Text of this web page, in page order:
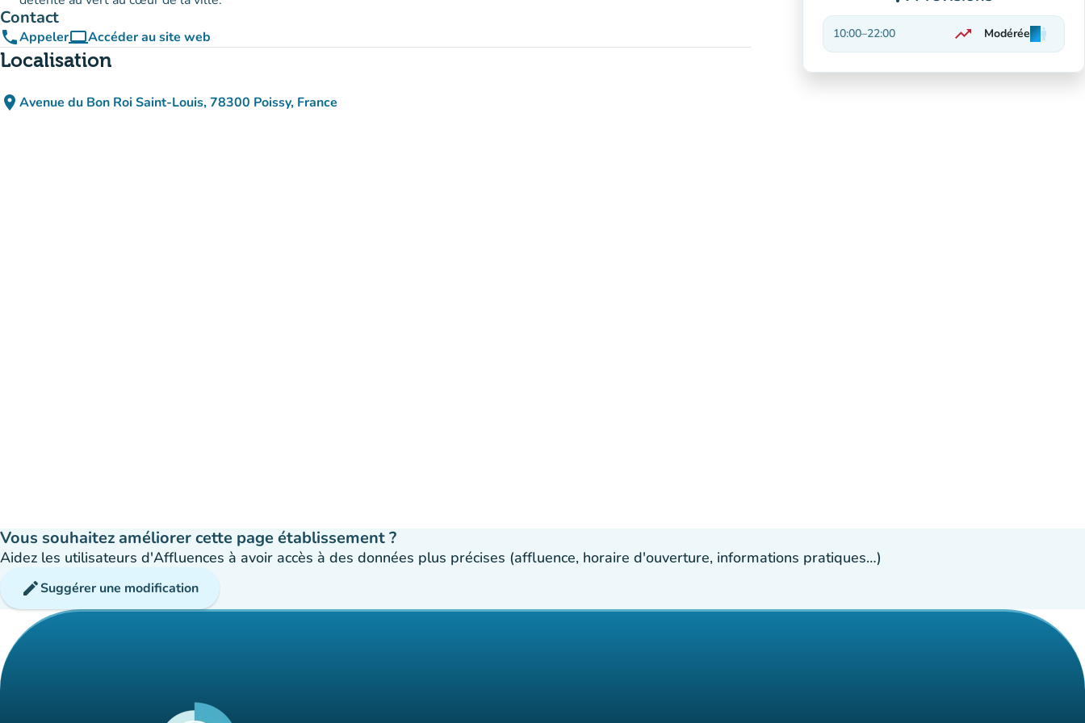
Contact
phoneAppelercomputerAccéder au site web
(nouvel onglet)
Localisation
place Avenue du Bon Roi Saint-Louis, 78300 Poissy, France
(ouvrir dans Google Maps)
(nouvel onglet)
10:00–22:00 trending_up
En hausse
Modéréeman
man
man
Vous souhaitez améliorer cette page établissement ?
Aidez les utilisateurs d'Affluences à avoir accès à des données plus précises (affluence, horaire d'ouverture, informations pratiques…)
editSuggérer une modification